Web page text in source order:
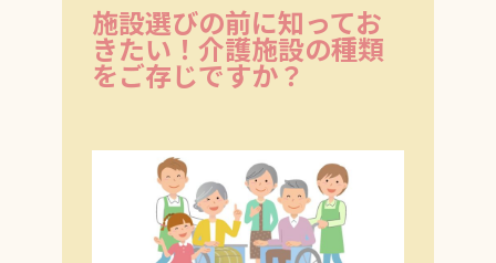
施設選びの前に知ってお
きたい！介護施設の種類
をご存じですか？